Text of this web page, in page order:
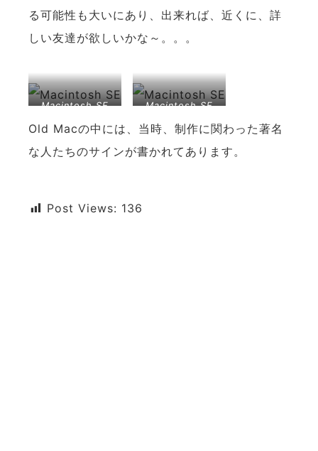
る可能性も大いにあり、出来れば、近くに、詳
しい友達が欲しいかな～。。。
Macintosh SE Macintosh SE
Old Macの中には、当時、制作に関わった著名
な人たちのサインが書かれてあります。
Post Views: 136